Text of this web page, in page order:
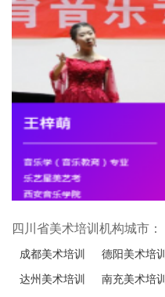
四川省美术培训机构城市：
成都美术培训 德阳美术培训
达州美术培训
南充美术培训